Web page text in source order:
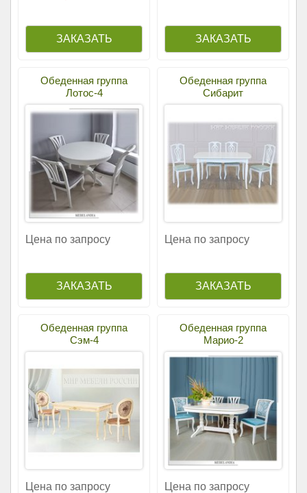
Обеденная группа
Лотос-4
Цена по запросу
Обеденная группа
Сибарит
Цена по запросу
Обеденная группа
Сэм-4
Цена по запросу
Обеденная группа
Марио-2
Цена по запросу